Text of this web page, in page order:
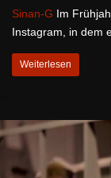
Sinan-G Im
Instagram, in dem
Weiterlesen